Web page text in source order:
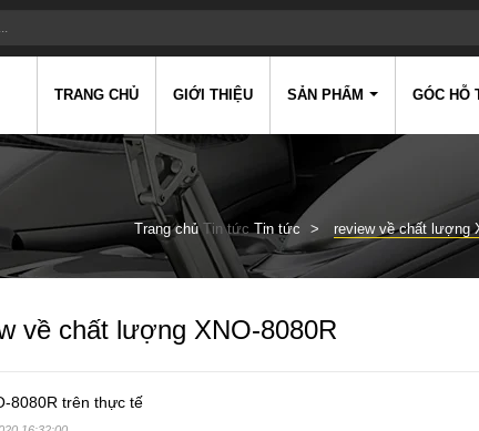
TRANG CHỦ GIỚI THIỆU SẢN PHẨM GÓC HỖ
Trang chủ Tin tức Tin tức review về chất lượng
về chất lượng XNO-8080R
8080R trên thực tế